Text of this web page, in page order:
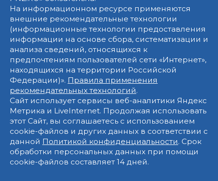
На информационном ресурсе применяются
внешние рекомендательные технологии
(информационные технологии предоставления
информации на основе сбора, систематизации и
анализа сведений, относящихся к
предпочтениям пользователей сети «Интернет»,
находящихся на территории Российской
Федерации)». Правила применения
рекомендательных технологий.
Сайт использует сервисы веб-аналитики Яндекс
Метрика и LiveInternet. Продолжая использовать
этот Сайт, вы соглашаетесь с использованием
cookie-файлов и других данных в соответствии с
данной Политикой конфиденциальности. Срок
обработки персональных данных при помощи
cookie-файлов составляет 14 дней.